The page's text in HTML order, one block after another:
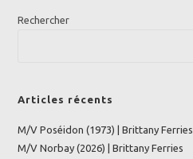
Rechercher
Articles récents
M/V Poséidon (1973) | Brittany Ferries
M/V Norbay (2026) | Brittany Ferries